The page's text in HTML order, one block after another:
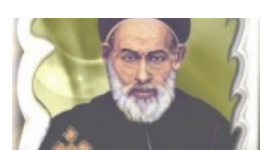
d'amour pour ses enfants. Celui ou celle qui a goûté
au Seigneur Jésus Christ constate que la vie terrestre
n'a vraiment aucune importance.Nous vous
présentons l'histoire d'un jeune homme de 12 …